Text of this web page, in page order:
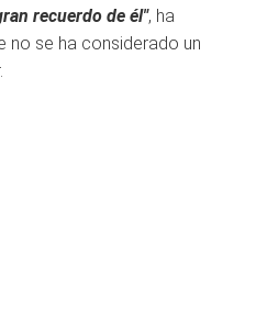
recuerdo de él", ha
no se ha considerado un